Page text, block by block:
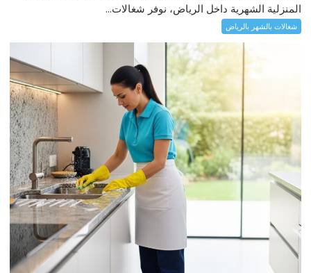
المنزلية الشهرية داخل الرياض، نوفر شغالات...
شغالات بالشهر بالرياض